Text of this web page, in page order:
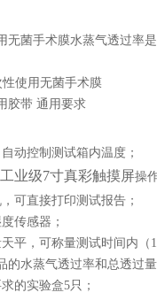
无菌手术膜水蒸气透过率
性使用无菌手术膜
胶带 通用要求
动控制 测试箱内温度 ；
工业级7寸真彩触摸屏操
可直接打印测试报告；
传感器；
平，可称量测试时间内（
的水蒸气透过率和总透过量
的实验盒5只；